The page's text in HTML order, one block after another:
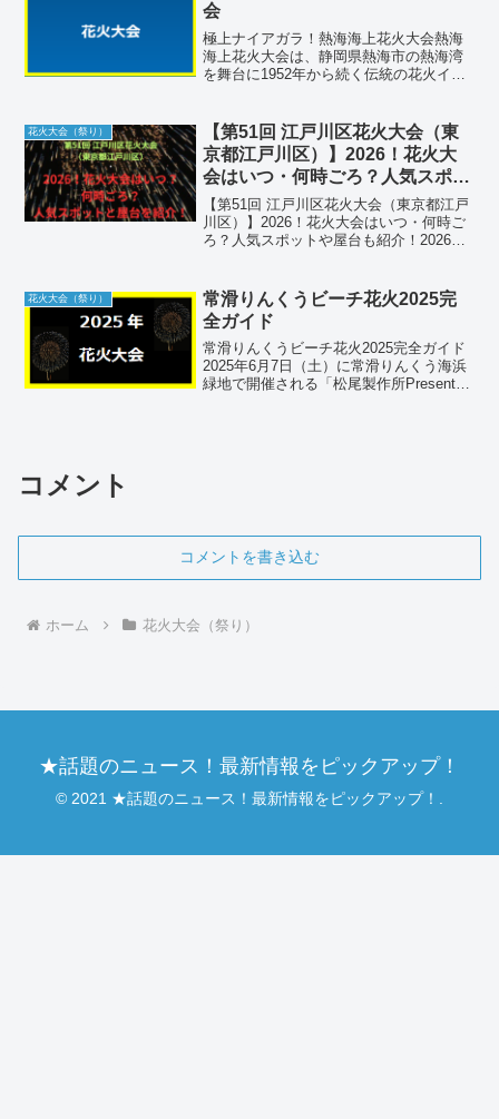
会
極上ナイアガラ！熱海海上花火大会熱海
海上花火大会は、静岡県熱海市の熱海湾
を舞台に1952年から続く伝統の花火イベ
ら20時40分まで約5,000発、その他季節
は...
花火大会（祭り）
【第51回 江戸川区花火大会（東
京都江戸川区）】2026！花火大
会はいつ・何時ごろ？人気スポッ
トや屋台も紹介！
【第51回 江戸川区花火大会（東京都江戸
川区）】2026！花火大会はいつ・何時ご
ろ？人気スポットや屋台も紹介！2026
催されます。対岸の千葉県市川市と同時
開催される...
花火大会（祭り）
常滑りんくうビーチ花火2025完
全ガイド
常滑りんくうビーチ花火2025完全ガイド
2025年6月7日（土）に常滑りんくう海浜
緑地で開催される「松尾製作所Presents
コメント
コメントを書き込む
ホーム 花火大会（祭り）
★話題のニュース！最新情報をピックアップ！
© 2021 ★話題のニュース！最新情報をピックアップ！.